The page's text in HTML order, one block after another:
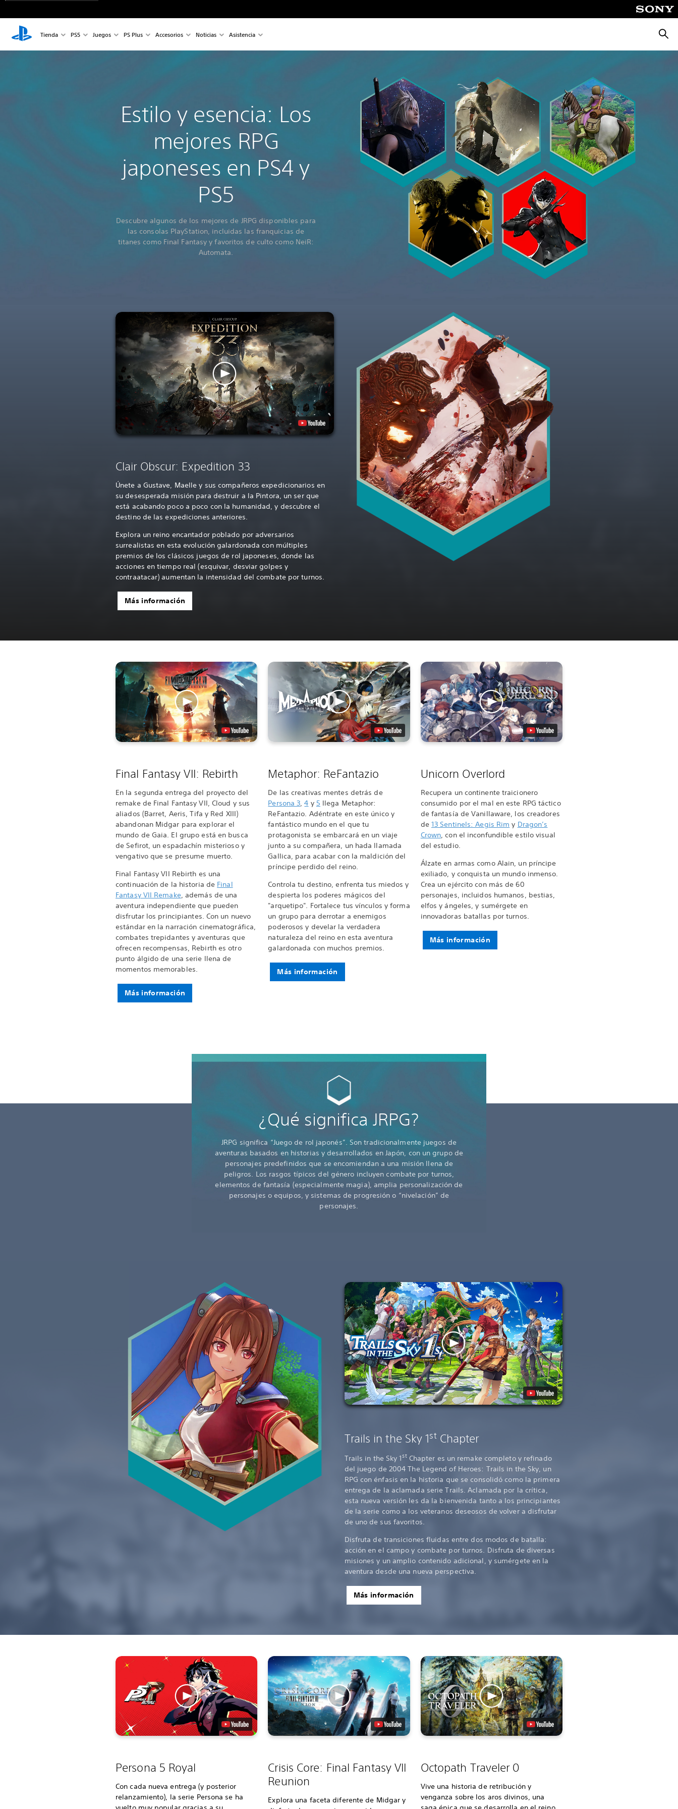
Tienda PS5 Juegos PS Plus Accesorios Noticias Asistencia
Estilo y esencia: Los
mejores RPG
japoneses en PS4 y
PS5
Descubre algunos de los mejores de JRPG disponibles para
las consolas PlayStation, incluidas las franquicias de
titanes como Final Fantasy y favoritos de culto como NeiR:
Automata.
Clair Obscur: Expedition 33
Únete a Gustave, Maelle y sus compañeros expedicionarios en
su desesperada misión para destruir a la Pintora, un ser que
está acabando poco a poco con la humanidad, y descubre el
destino de las expediciones anteriores.
Explora un reino encantador poblado por adversarios
surrealistas en esta evolución galardonada con múltiples
premios de los clásicos juegos de rol japoneses, donde las
acciones en tiempo real (esquivar, desviar golpes y
contraatacar) aumentan la intensidad del combate por turnos.
Más información
Final Fantasy VII: Rebirth
En la segunda entrega del proyecto del
remake de Final Fantasy VII, Cloud y sus
aliados (Barret, Aeris, Tifa y Red XIII)
abandonan Midgar para explorar el
mundo de Gaia. El grupo está en busca
de Sefirot, un espadachín misterioso y
vengativo que se presume muerto.
Final Fantasy VII Rebirth es una
continuación de la historia de Final
Fantasy VII Remake, además de una
aventura independiente que pueden
disfrutar los principiantes. Con un nuevo
estándar en la narración cinematográfica,
combates trepidantes y aventuras que
ofrecen recompensas, Rebirth es otro
punto álgido de una serie llena de
momentos memorables.
Más información
Metaphor: ReFantazio
De las creativas mentes detrás de
Persona 3 ,4 y 5 llega Metaphor:
ReFantazio. Adéntrate en este único y
fantástico mundo en el que tu
protagonista se embarcará en un viaje
junto a su compañera, un hada llamada
Gallica, para acabar con la maldición del
príncipe perdido del reino.
Controla tu destino, enfrenta tus miedos y
despierta los poderes mágicos del
"arquetipo". Fortalece tus vínculos y forma
un grupo para derrotar a enemigos
poderosos y develar la verdadera
naturaleza del reino en esta aventura
galardonada con muchos premios.
Más información
Unicorn Overlord
Recupera un continente traicionero
consumido por el mal en este RPG táctico
de fantasía de Vanillaware, los creadores
de 13 Sentinels: Aegis Rim y Dragon’s
Crown , con el inconfundible estilo visual
del estudio.
Álzate en armas como Alain, un príncipe
exiliado, y conquista un mundo inmenso.
Crea un ejército con más de 60
personajes, incluidos humanos, bestias,
elfos y ángeles, y sumérgete en
innovadoras batallas por turnos.
Más información
¿Qué significa JRPG?
JRPG significa “Juego de rol japonés”. Son tradicionalmente juegos de
aventuras basados en historias y desarrollados en Japón, con un grupo de
personajes predefinidos que se encomiendan a una misión llena de
peligros. Los rasgos típicos del género incluyen combate por turnos,
elementos de fantasía (especialmente magia), amplia personalización de
personajes o equipos, y sistemas de progresión o “nivelación” de
personajes.
Trails in the Sky 1st Chapter
Trails in the Sky 1stChapter es un remake completo y refinado
del juego de 2004 The Legend of Heroes: Trails in the Sky, un
RPG con énfasis en la historia que se consolidó como la primera
entrega de la aclamada serie Trails. Aclamada por la crítica,
esta nueva versión les da la bienvenida tanto a los principiantes
de la serie como a los veteranos deseosos de volver a disfrutar
de uno de sus favoritos.
Disfruta de transiciones fluidas entre dos modos de batalla:
acción en el campo y combate por turnos. Disfruta de diversas
misiones y un amplio contenido adicional, y sumérgete en la
aventura desde una nueva perspectiva.
Más información
Persona 5 Royal
Con cada nueva entrega (y posterior
relanzamiento), la serie Persona se ha
Crisis Core: Final Fantasy VII
Reunion
Explora una faceta diferente de Midgar y
Octopath Traveler 0
Vive una historia de retribución y
venganza sobre los aros divinos, una